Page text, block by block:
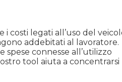
i costi legati all’uso del
addebitati al lavoratore.
connesse all’utilizzo
tool aiuta a concentrarsi